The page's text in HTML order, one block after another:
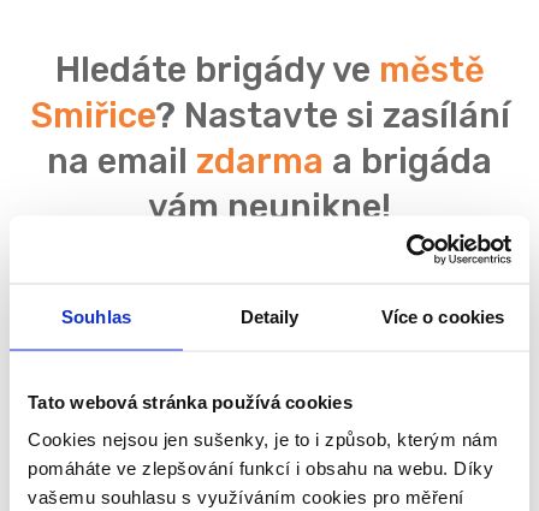
Souhlas Detaily Více o cookies
Tato webová stránka používá cookies
Cookies nejsou jen sušenky, je to i způsob, kterým nám
pomáháte ve zlepšování funkcí i obsahu na webu. Díky
vašemu souhlasu s využíváním cookies pro měření
Hledáte brigády ve městě
Smiřice? Nastavte si zasílání
na email zdarma a brigáda
vám neunikne!